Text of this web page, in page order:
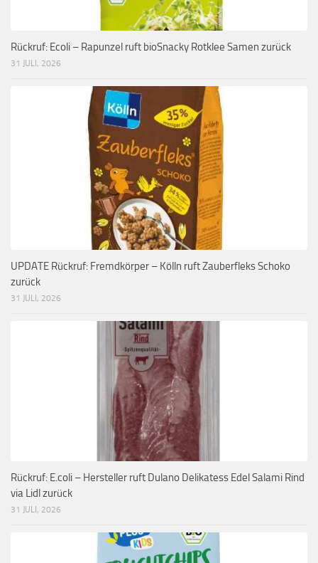
Rückruf: Ecoli – Rapunzel ruft bioSnacky Rotklee Samen zurück
31 JULI, 2026
UPDATE Rückruf: Fremdkörper – Kölln ruft Zauberfleks Schoko
zurück
31 JULI, 2026
Rückruf: E.coli – Hersteller ruft Dulano Delikatess Edel Salami Rind
via Lidl zurück
31 JULI, 2026